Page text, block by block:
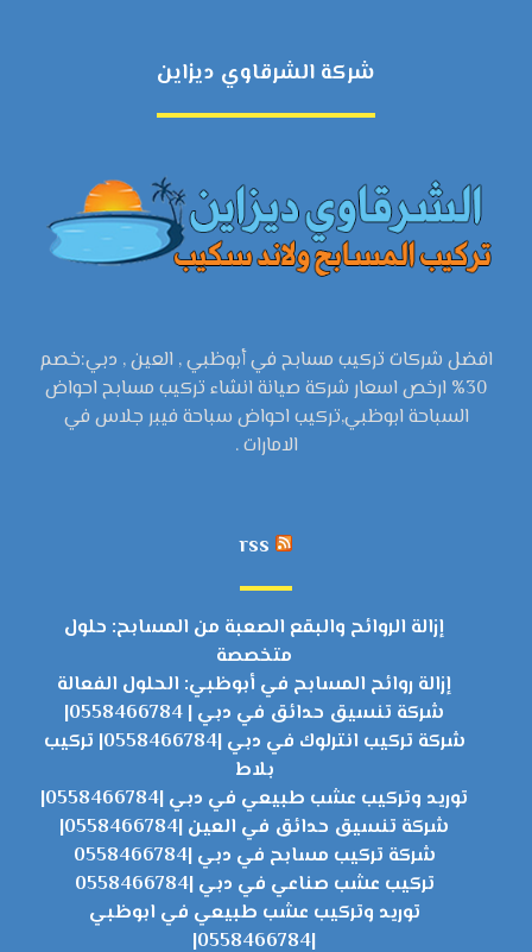
شركة الشرقاوي ديزاين
افضل شركات تركيب مسابح في أبوظبي , العين , دبي:خصم
30% ارخص اسعار شركة صيانة انشاء تركيب مسابح احواض
السباحة ابوظبي,تركيب احواض سباحة فيبر جلاس في
الامارات .
rss
إزالة الروائح والبقع الصعبة من المسابح: حلول
متخصصة
إزالة روائح المسابح في أبوظبي: الحلول الفعالة
شركة تنسيق حدائق في دبي | 0558466784|
شركة تركيب انترلوك في دبي |0558466784| تركيب
بلاط
توريد وتركيب عشب طبيعي في دبي |0558466784|
شركة تنسيق حدائق في العين |0558466784|
شركة تركيب مسابح في دبي |0558466784
تركيب عشب صناعي في دبي |0558466784
توريد وتركيب عشب طبيعي في ابوظبي
|0558466784|